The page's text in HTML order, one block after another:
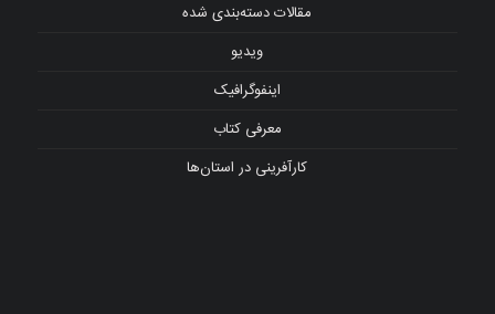
مقالات دسته‌بندی شده
ویدیو
اینفوگرافیک
معرفی کتاب
کارآفرینی در استان‌ها